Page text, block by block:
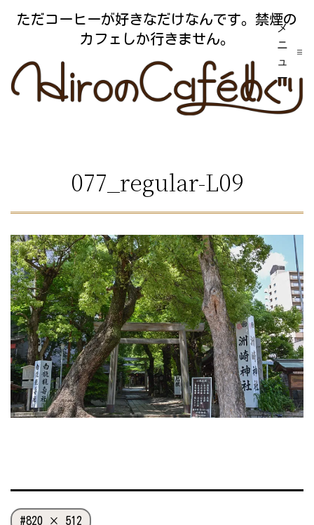
ン
ただコーヒーが好きなだけなんです。禁煙の
カフェしか行きません。
メ
ニ
ュ
ー
077_regular-L09
フ 820 × 512